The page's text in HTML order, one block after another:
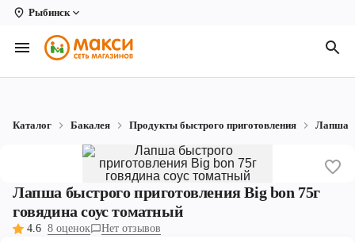
Рыбинск
Вологда
Архангельск
Котлас
Каталог Бакалея Продукты быстрого приготовления Лапша
Лапша быстрого приготовления Big bon 75г
говядина соус томатный
4.6 8 оценок Нет отзывов